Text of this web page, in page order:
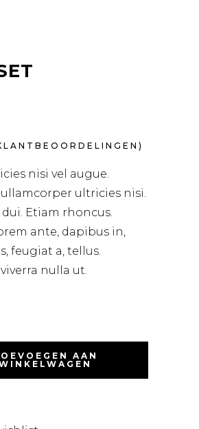
nisi vel augue.
ultricies nisi.
Etiam rhoncus.
ante, dapibus in,
feugiat a, tellus.
nulla ut.
AAN